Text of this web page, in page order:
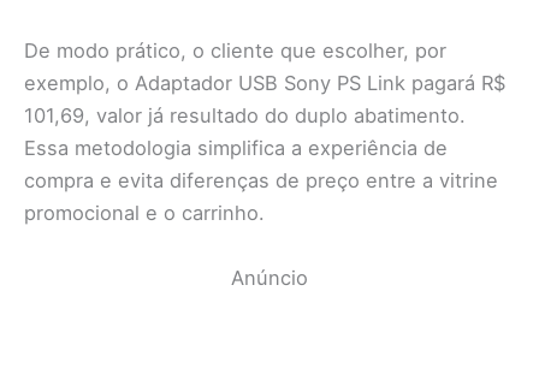
De modo prático, o cliente que escolher, por
exemplo, o Adaptador USB Sony PS Link pagará R$
101,69, valor já resultado do duplo abatimento.
Essa metodologia simplifica a experiência de
compra e evita diferenças de preço entre a vitrine
promocional e o carrinho.
Anúncio